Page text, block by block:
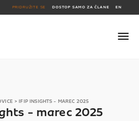
PRIDRUŽITE SE DOSTOP SAMO ZA ČLANE EN
> IFIP INSIGHTS - MAREC 2025
- marec 2025